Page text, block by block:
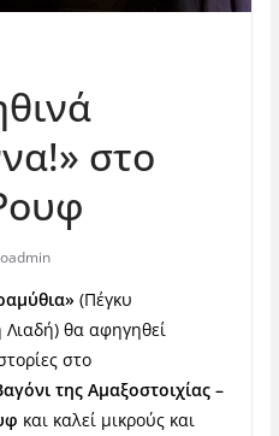
στο
(Πέγκυ
θα αφηγηθεί
στο
της Αμαξοστοιχίας –
και καλεί μικρούς και